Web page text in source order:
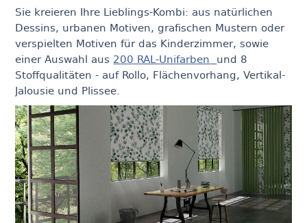
Sie kreieren Ihre Lieblings-Kombi: aus natürlichen
Dessins, urbanen Motiven, grafischen Mustern oder
verspielten Motiven für das Kinderzimmer, sowie
einer Auswahl aus 200 RAL-Unifarben und 8
Stoffqualitäten - auf Rollo, Flächenvorhang, Vertikal-
Jalousie und Plissee.